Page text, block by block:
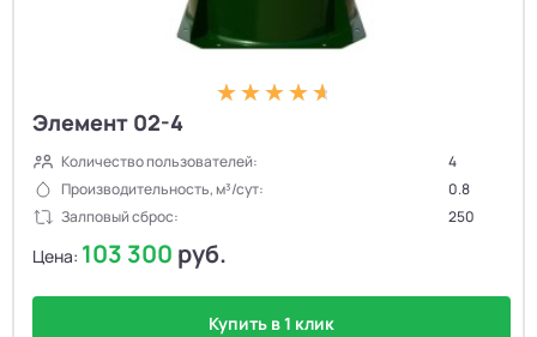
Элемент 02-4
Количество пользователей:
4
Производительность, м³/сут:
0.8
Залповый сброс:
250
Цена: 103 300 руб.
Купить в 1 клик